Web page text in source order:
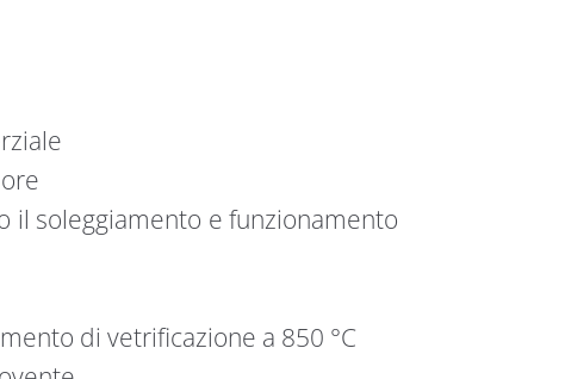
il soleggiamento e funzionamento
di vetrificazione a 850 °C